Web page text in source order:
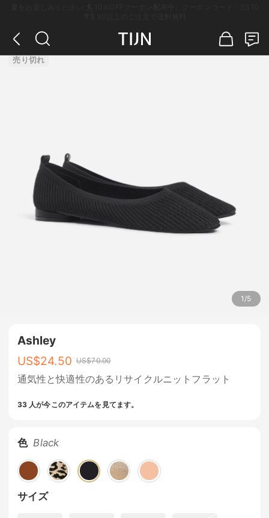
売り切れ
1 /5
Ashley
US$24.50 US$70.00
通気性と快適性のあるリサイクルニットフラット
33 人が今このアイテムを見てます。
色 Black
サイズ